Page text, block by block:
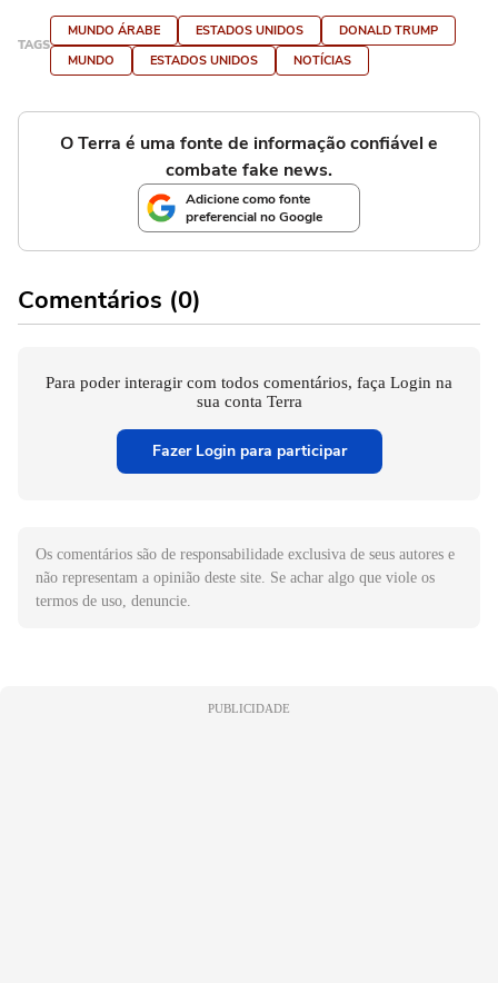
TAGS
MUNDO ÁRABE ESTADOS UNIDOS
DONALD TRUMP
MUNDO
ESTADOS UNIDOS NOTÍCIAS
O Terra é uma fonte de informação confiável e
combate fake news.
Adicione como fonte
preferencial no Google
Comentários (0)
Para poder interagir com todos comentários, faça Login na
sua conta Terra
Fazer Login para participar
Os comentários são de responsabilidade exclusiva de seus autores e
não representam a opinião deste site. Se achar algo que viole os
termos de uso, denuncie.
PUBLICIDADE